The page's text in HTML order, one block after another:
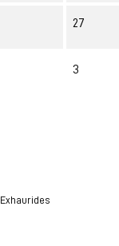
27
3
Exhaurides